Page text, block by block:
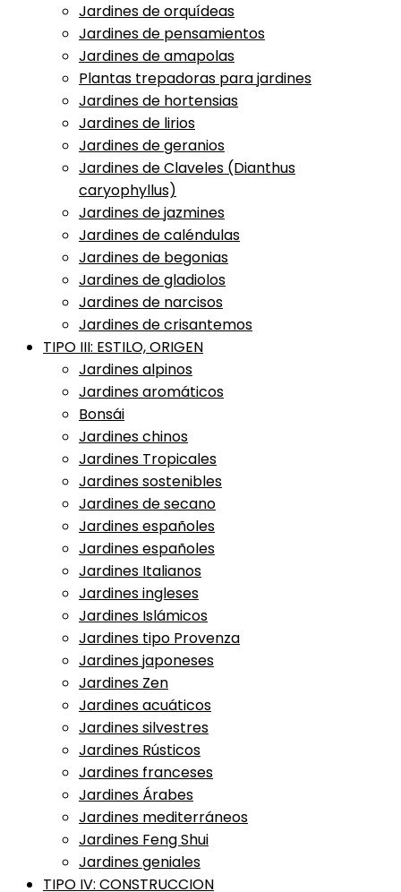
Jardines de orquídeas
Jardines de pensamientos
Jardines de amapolas
Plantas trepadoras para jardines
Jardines de hortensias
Jardines de lirios
Jardines de geranios
Jardines de Claveles (Dianthus
caryophyllus)
Jardines de jazmines
Jardines de caléndulas
Jardines de begonias
Jardines de gladiolos
Jardines de narcisos
Jardines de crisantemos
TIPO III: ESTILO, ORIGEN
Jardines alpinos
Jardines aromáticos
Bonsái
Jardines chinos
Jardines Tropicales
Jardines sostenibles
Jardines de secano
Jardines españoles
Jardines españoles
Jardines Italianos
Jardines ingleses
Jardines Islámicos
Jardines tipo Provenza
Jardines japoneses
Jardines Zen
Jardines acuáticos
Jardines silvestres
Jardines Rústicos
Jardines franceses
Jardines Árabes
Jardines mediterráneos
Jardines Feng Shui
Jardines geniales
TIPO IV: CONSTRUCCION